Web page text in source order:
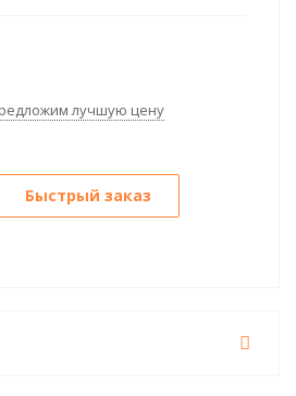
лучшую цену
Быстрый заказ